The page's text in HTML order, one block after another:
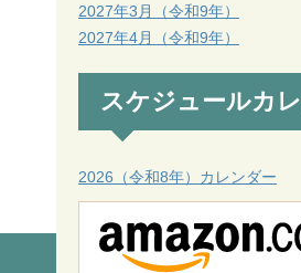
2027年3月（令和9年）
2027年4月（令和9年）
スケジュールカ
2026（令和8年）カレンダー